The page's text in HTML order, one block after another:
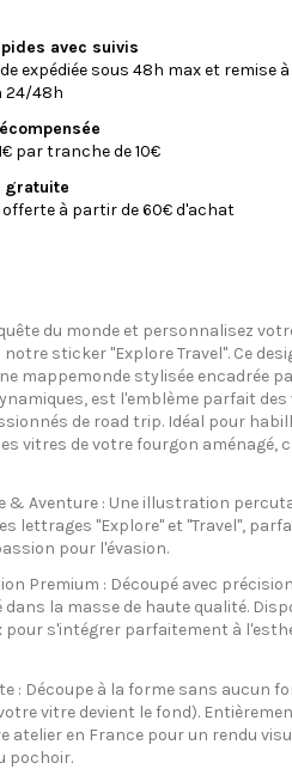
avec suivis
expédiée sous 48h max et remise
24/48h
par tranche de 10€
gratuite
offerte à partir de 60€ d'achat
du monde et personnalisez
notre sticker "Explore Travel". Ce
mappemonde stylisée encadrée
est l'emblème parfait des
de road trip. Idéal pour
vitres de votre fourgon aménagé,
& Aventure : Une illustration
lettrages "Explore" et "Travel",
pour l'évasion.
Premium : Découpé avec
la masse de haute qualité.
pour s'intégrer parfaitement à
: Découpe à la forme sans aucun
vitre devient le fond).
atelier en France pour un rendu
pochoir.